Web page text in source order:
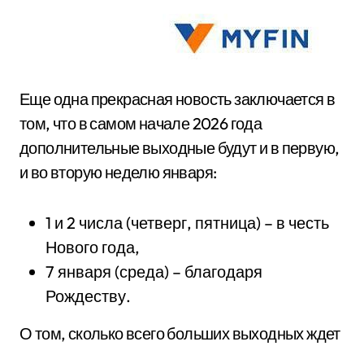
Еще одна прекрасная новость заключается в
том, что в самом начале 2026 года
дополнительные выходные будут и в первую,
и во вторую неделю января:
1 и 2 числа (четверг, пятница) – в честь
Нового года,
7 января (среда) – благодаря
Рождеству.
О том, сколько всего больших выходных ждет